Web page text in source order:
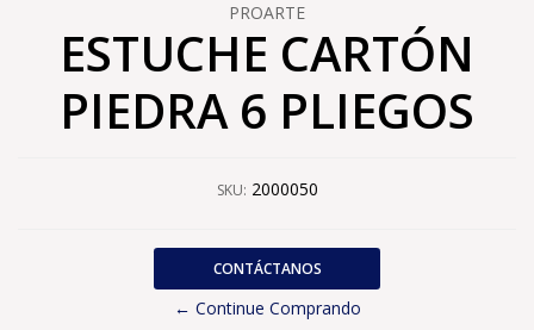
PROARTE
ESTUCHE CARTÓN
PIEDRA 6 PLIEGOS
SKU: 2000050
CONTÁCTANOS
← Continue Comprando